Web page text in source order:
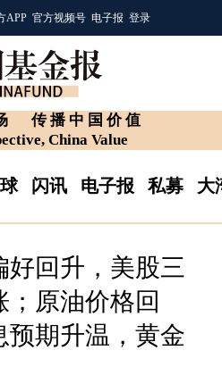
APP 官方视频号 电子报 登录
传播中国价值
China Value
闪讯 电子报 私募 大
好回升，美股三
原油价格回
预期升温，黄金